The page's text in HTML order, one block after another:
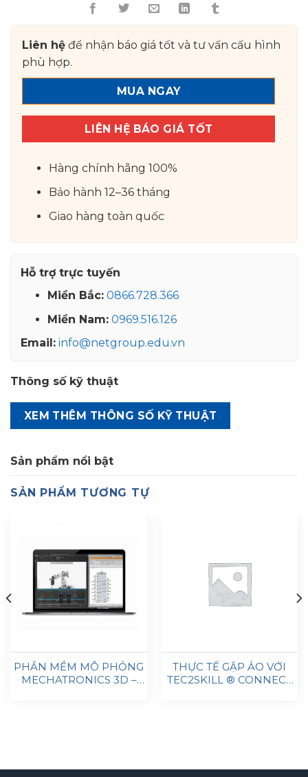
Liên hệ để nhận báo giá tốt và tư vấn cấu hình
phù hợp.
MUA NGAY
LIÊN HỆ BÁO GIÁ TỐT
Hàng chính hãng 100%
Bảo hành 12–36 tháng
Giao hàng toàn quốc
Hỗ trợ trực tuyến
Miền Bắc: 0866.728.366
Miền Nam: 0969.516.126
Email: info@netgroup.edu.vn
Thông số kỹ thuật
XEM THÊM THÔNG SỐ KỸ THUẬT
Sản phẩm nổi bật
SẢN PHẨM TƯƠNG TỰ
PHẦN MỀM MÔ PHỎNG
MECHATRONICS 3D –
THỰC TẾ GẶP ẢO VỚI
TEC2SKILL ® CONNECT